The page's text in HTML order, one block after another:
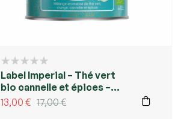
Label Imperial – Thé vert
bio cannelle et épices –
Kusmi Tea Réunion
17,00€
13,00 €